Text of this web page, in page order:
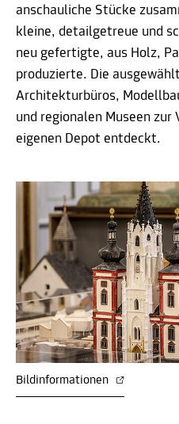
anschauliche Stücke
kleine, detailgetreue und
neu gefertigte, aus Holz,
produzierte. Die
Architekturbüros,
und regionalen Museen
eigenen Depot entdeckt.
Bildinformationen